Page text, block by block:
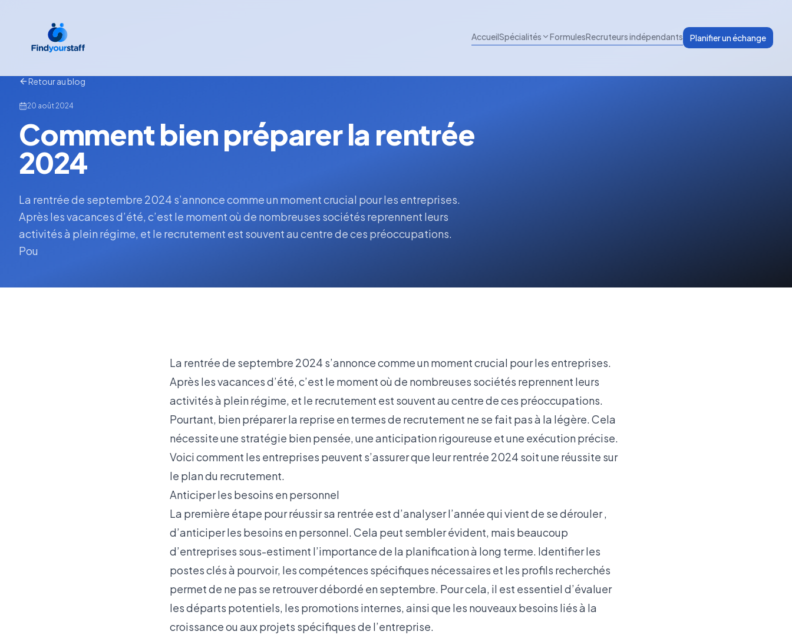
AccueilSpécialités FormulesRecruteurs indépendants Planifier un échange
Retour au blog
20 août 2024
Comment bien préparer la rentrée
2024
La rentrée de septembre 2024 s’annonce comme un moment crucial pour les entreprises.
Après les vacances d’été, c’est le moment où de nombreuses sociétés reprennent leurs
activités à plein régime, et le recrutement est souvent au centre de ces préoccupations.
Pou
La rentrée de septembre 2024 s’annonce comme un moment crucial pour les entreprises.
Après les vacances d’été, c’est le moment où de nombreuses sociétés reprennent leurs
activités à plein régime, et le recrutement est souvent au centre de ces préoccupations.
Pourtant, bien préparer la reprise en termes de recrutement ne se fait pas à la légère. Cela
nécessite une stratégie bien pensée, une anticipation rigoureuse et une exécution précise.
Voici comment les entreprises peuvent s’assurer que leur rentrée 2024 soit une réussite sur
le plan du recrutement.
Anticiper les besoins en personnel
La première étape pour réussir sa rentrée est d’analyser l’année qui vient de se dérouler ,
d’anticiper les besoins en personnel. Cela peut sembler évident, mais beaucoup
d’entreprises sous-estiment l’importance de la planification à long terme. Identifier les
postes clés à pourvoir, les compétences spécifiques nécessaires et les profils recherchés
permet de ne pas se retrouver débordé en septembre. Pour cela, il est essentiel d’évaluer
les départs potentiels, les promotions internes, ainsi que les nouveaux besoins liés à la
croissance ou aux projets spécifiques de l’entreprise.